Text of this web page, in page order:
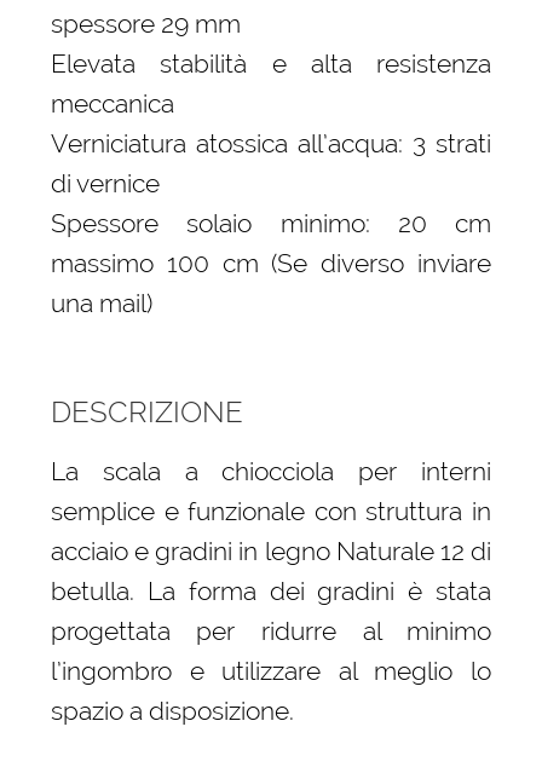
spessore 29 mm
Elevata stabilità e alta resistenza
meccanica
Verniciatura atossica all’acqua: 3 strati
di vernice
Spessore solaio minimo: 20 cm
massimo 100 cm (Se diverso inviare
una mail)
DESCRIZIONE
La scala a chiocciola per interni
semplice e funzionale con struttura in
acciaio e gradini in legno Naturale 12 di
betulla. La forma dei gradini è stata
progettata per ridurre al minimo
l’ingombro e utilizzare al meglio lo
spazio a disposizione.